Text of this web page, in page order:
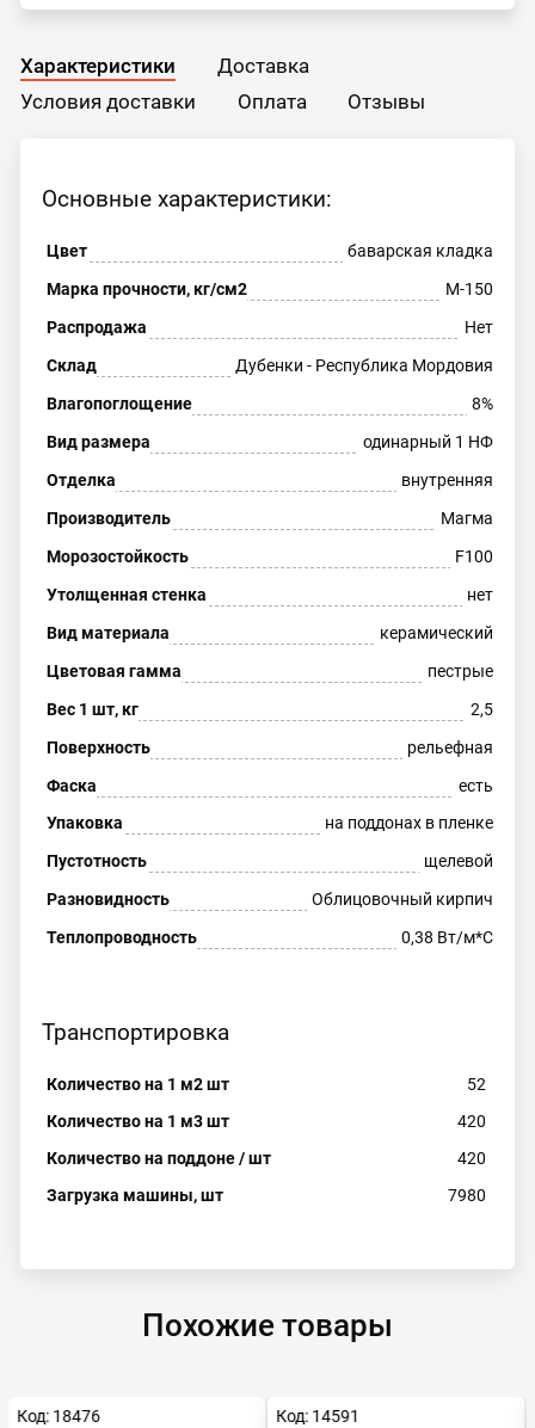
Характеристики
Доставка
Условия доставки
Оплата Отзывы
Основные характеристики:
Цвет
баварская кладка
Марка прочности, кг/см2
М-150
Распродажа
Нет
Склад
Дубенки - Республика Мордовия
Влагопоглощение
8%
Вид размера
одинарный 1 НФ
Отделка
внутренняя
Производитель
Магма
Морозостойкость
F100
Утолщенная стенка
нет
Вид материала
керамический
Цветовая гамма
пестрые
Вес 1 шт, кг
2,5
Поверхность
рельефная
Фаска
есть
Упаковка
на поддонах в пленке
Пустотность
щелевой
Разновидность
Облицовочный кирпич
Теплопроводность
0,38 Вт/м*С
Транспортировка
Количество на 1 м2 шт
52
Количество на 1 м3 шт
420
Количество на поддоне / шт
420
Загрузка машины, шт
7980
Похожие товары
Код: 18476 Код: 14591